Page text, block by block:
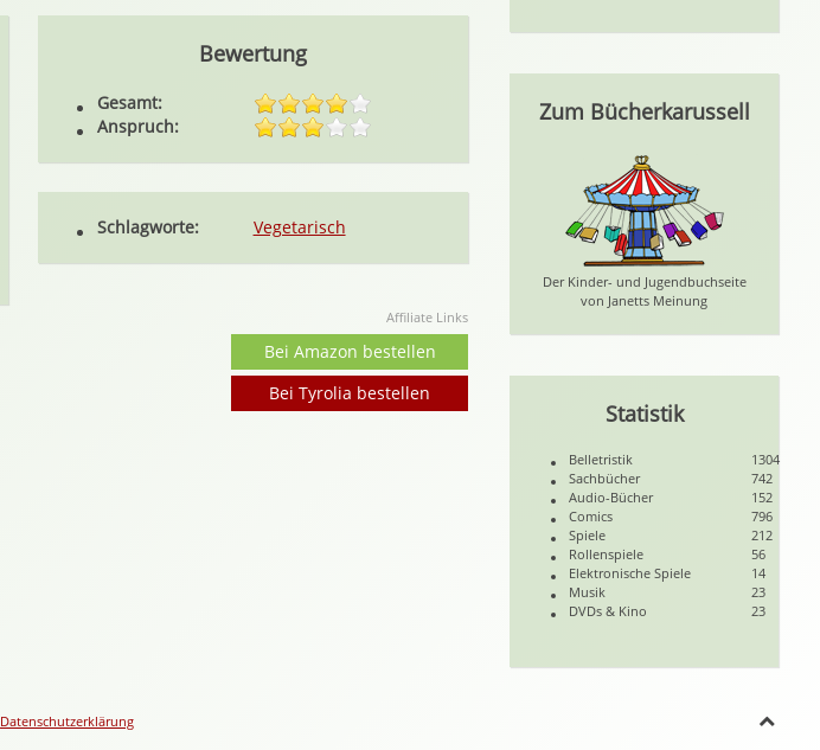
Bewertung
Gesamt:
Anspruch:
Schlagworte: Vegetarisch
Affiliate Links
Bei Amazon bestellen
Bei Tyrolia bestellen
Zum Bücherkarussell
Der Kinder- und Jugendbuchseite
von Janetts Meinung
Statistik
Belletristik
1304
Sachbücher
742
Audio-Bücher
152
Comics
796
Spiele
212
Rollenspiele
56
Elektronische Spiele
14
Musik
23
DVDs & Kino
23
Datenschutzerklärung